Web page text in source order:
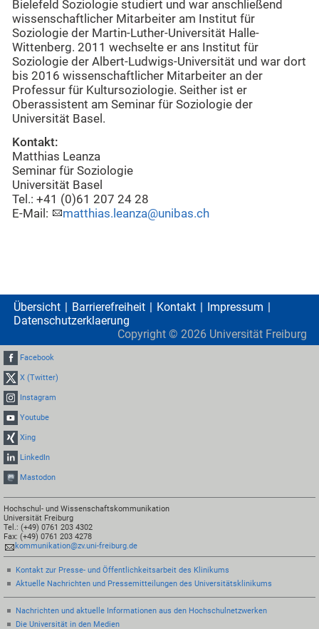
Bielefeld Soziologie studiert und war anschließend
wissenschaftlicher Mitarbeiter am Institut für
Soziologie der Martin-Luther-Universität Halle-
Wittenberg. 2011 wechselte er ans Institut für
Soziologie der Albert-Ludwigs-Universität und war dort
bis 2016 wissenschaftlicher Mitarbeiter an der
Professur für Kultursoziologie. Seither ist er
Oberassistent am Seminar für Soziologie der
Universität Basel.
Kontakt:
Matthias Leanza
Seminar für Soziologie
Universität Basel
Tel.: +41 (0)61 207 24 28
E-Mail:
matthias.leanza@unibas.ch
Übersicht Barrierefreiheit Kontakt
Impressum
Datenschutzerklaerung
Copyright © 2026 Universität Freiburg
Facebook
X (Twitter)
Instagram
Youtube
Xing
LinkedIn
Mastodon
Hochschul- und Wissenschaftskommunikation
Universität Freiburg
Tel.: (+49) 0761 203 4302
Fax: (+49) 0761 203 4278
kommunikation@zv.uni-freiburg.de
Kontakt zur Presse- und Öffentlichkeitsarbeit des Klinikums
Aktuelle Nachrichten und Pressemitteilungen des Universitätsklinikums
Nachrichten und aktuelle Informationen aus den Hochschulnetzwerken
Die Universität in den Medien